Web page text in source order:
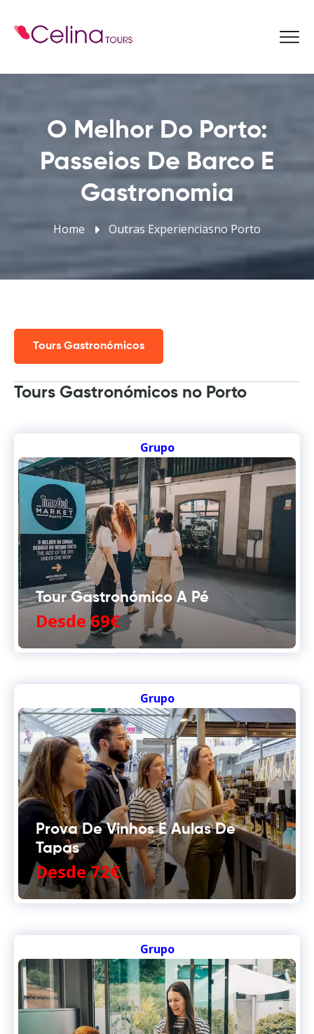
O Melhor Do Porto:
Passeios De Barco E
Gastronomia
Home Outras Experienciasno Porto
Tours Gastronómicos
Tours Gastronómicos no Porto
Grupo
Tour Gastronómico A Pé
Desde 69€
Grupo
Prova De Vinhos E Aulas De
Tapas
Desde 72€
Grupo